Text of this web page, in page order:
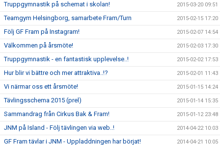
Truppgymnastik på schemat i skolan! 2015-03-20 09:51
Teamgym Helsingborg, samarbete Fram/Turn 2015-02-15 17:20
Följ GF Fram på Instagram! 2015-02-07 14:54
Välkommen på årsmöte! 2015-02-03 17:30
Truppgymnastik - en fantastisk upplevelse..! 2015-02-02 17:53
Hur blir vi bättre och mer attraktiva..!? 2015-02-01 11:43
Vi närmar oss ett årsmöte! 2015-01-15 14:24
Tävlingsschema 2015 (prel) 2015-01-14 15:35
Sammandrag från Cirkus Bak & Fram! 2015-01-12 23:48
JNM på Island - Följ tävlingen via web..! 2014-04-22 10:03
GF Fram tävlar i JNM - Uppladdningen har börjat! 2014-04-21 10:05